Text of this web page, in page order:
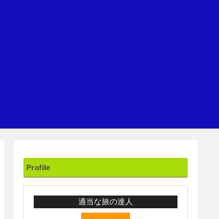
Profile
適当な旅の達人